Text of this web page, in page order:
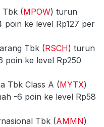
Tbk (MPOW) turun
poin ke level Rp127 per
Tbk (RSCH) turun
poin ke level Rp250
Tbk Class A (MYTX)
-6 poin ke level Rp58
Tbk (AMMN)